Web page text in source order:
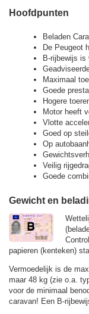
Hoofdpunten
Beladen
De Peugeot
B-rijbewijs is
Maximaal
Goede
Hogere
Motor heeft
Vlotte
Goed op
Op
Veilig
Goede
Gewicht en
papieren (kenteken)
Vermoedelijk is de
maar 48 kg (zie o.a.
voor de minimaal
caravan! Een B-